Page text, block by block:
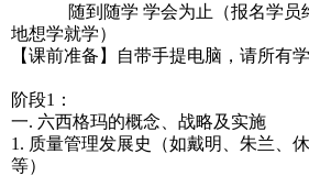
随到随学 学会为止（报名学员终
地想学就学）
【课前准备】自带手提电脑，请所有
阶段1：
一. 六西格玛的概念、战略及实施
1. 质量管理发展史（如戴明、朱兰、
等）